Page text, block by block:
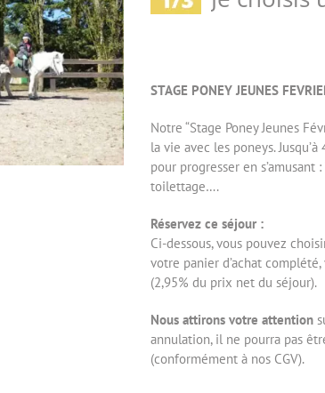
STAGE PONEY JEUNES
Notre “Stage Poney Jeunes
la vie avec les poneys.
pour progresser en s’amusant
toilettage….
Réservez ce séjour :
Ci-dessous, vous pouvez
votre panier d’achat
(2,95% du prix net du séjour).
Nous attirons votre attention
annulation, il ne pourra pas
(conformément à nos CGV).